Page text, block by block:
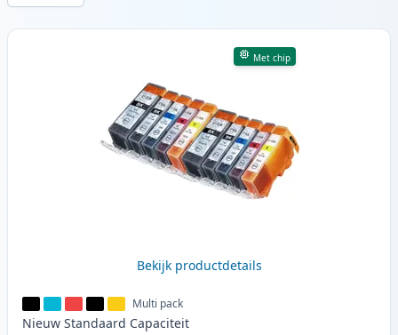
Producten
Met chip
Bekijk productdetails
Multi pack
Nieuw Standaard Capaciteit